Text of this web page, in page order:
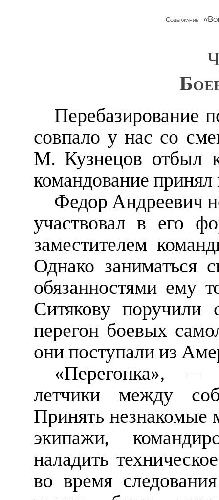
Содержание
Перебазирование
совпало у нас со
М. Кузнецов отбыл
командование
Федор Андреевич
участвовал в его
заместителем
Однако заниматься
обязанностями ему
Ситякову поручили
перегон боевых
они поступали из
«Перегонка», —
летчики между
Принять незнакомые
экипажи,
наладить
во время